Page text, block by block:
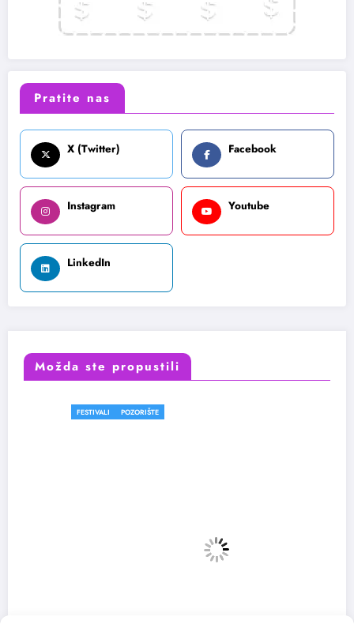
Pratite nas
X (Twitter) Facebook
Instagram Youtube
LinkedIn
Možda ste propustili
POZORIŠTE